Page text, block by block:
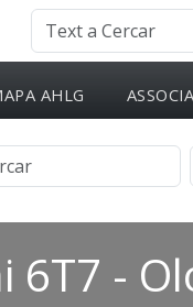
AHLG
6T7 -